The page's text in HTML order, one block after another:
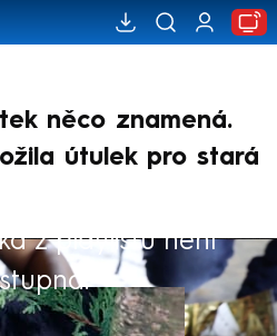
něco znamená.
útulek pro stará
z playlistu není